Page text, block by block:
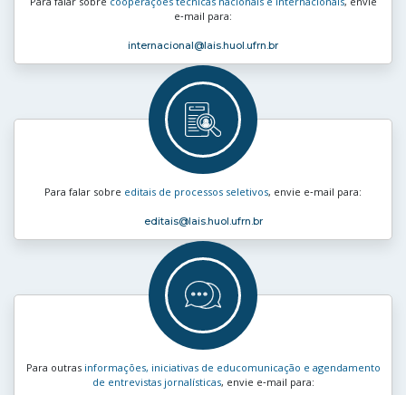
e‑mail para:
internacional@lais.huol.ufrn.br
Para falar sobre editais de processos seletivos, envie e‑mail para:
editais@lais.huol.ufrn.br
Para outras informações, iniciativas de educomunicação e agendamento
de entrevistas jornalísticas, envie e‑mail para: